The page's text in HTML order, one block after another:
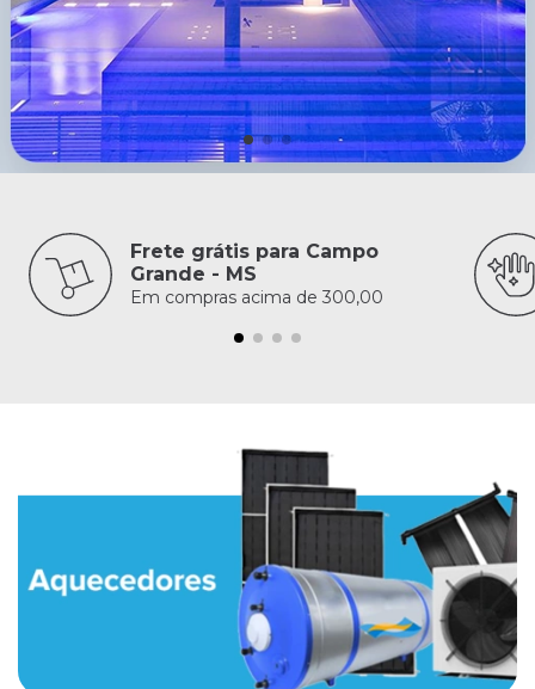
Frete grátis para Campo
Grande - MS
Em compras acima de 300,00